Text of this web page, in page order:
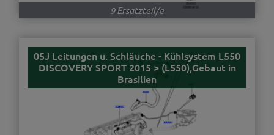
9 Ersatzteil/e
05J Leitungen u. Schläuche - Kühlsystem L550
DISCOVERY SPORT 2015 > (L550),Gebaut in
Brasilien